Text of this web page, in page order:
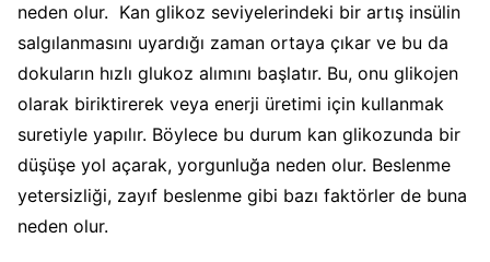
neden olur. Kan glikoz seviyelerindeki bir artış insülin
salgılanmasını uyardığı zaman ortaya çıkar ve bu da
dokuların hızlı glukoz alımını başlatır. Bu, onu glikojen
olarak biriktirerek veya enerji üretimi için kullanmak
suretiyle yapılır. Böylece bu durum kan glikozunda bir
düşüşe yol açarak, yorgunluğa neden olur. Beslenme
yetersizliği, zayıf beslenme gibi bazı faktörler de buna
neden olur.